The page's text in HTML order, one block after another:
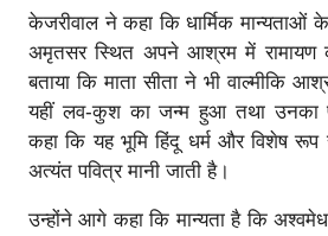
केजरीवाल ने कहा कि धार्मिक मान्यताओं के
अमृतसर स्थित अपने आश्रम में रामायण
बताया कि माता सीता ने भी वाल्मीकि
यहीं लव-कुश का जन्म हुआ तथा उनका
कहा कि यह भूमि हिंदू धर्म और विशेष रूप
अत्यंत पवित्र मानी जाती है।
उन्होंने आगे कहा कि मान्यता है कि अश्वमेध